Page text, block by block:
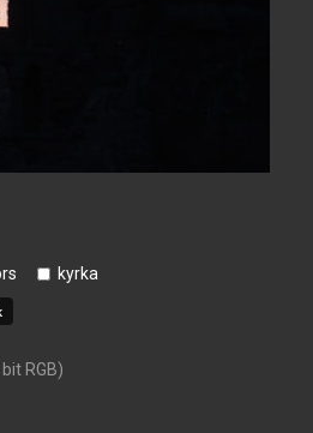
kyrka
RGB)